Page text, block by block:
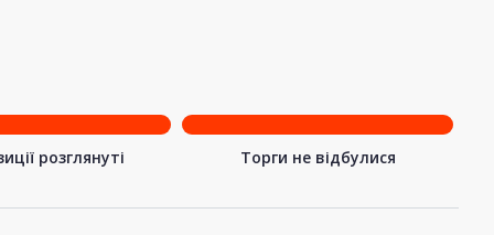
розглянуті Торги не відбулися